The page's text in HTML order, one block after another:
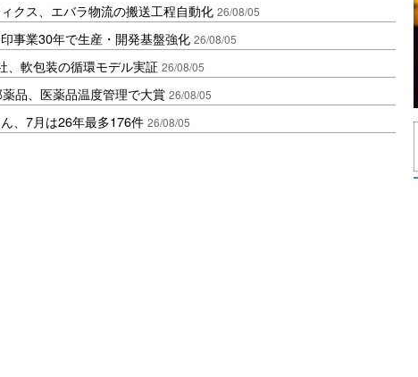
クス、エバラ物流の搬送工程自動化 26/08/05
事業30年で生産・開発基盤強化 26/08/05
、軟包装の循環モデル実証 26/08/05
品、医薬品温度管理で大賞 26/08/05
、7月は26年最多176件 26/08/05